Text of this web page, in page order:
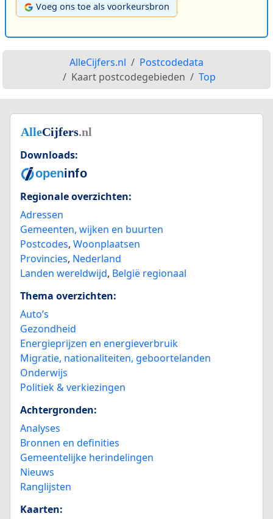
Voeg ons toe als voorkeursbron
AlleCijfers.nl
Postcodedata
Kaart postcodegebieden
Top
Downloads:
Regionale overzichten:
Adressen
Gemeenten, wijken en buurten
Postcodes, Woonplaatsen
Provincies, Nederland
Landen wereldwijd, België regionaal
Thema overzichten:
Auto’s
Gezondheid
Energieprijzen en energieverbruik
Migratie, nationaliteiten, geboortelanden
Onderwijs
Politiek & verkiezingen
Achtergronden:
Analyses
Bronnen en definities
Gemeentelijke herindelingen
Nieuws
Ranglijsten
Kaarten: